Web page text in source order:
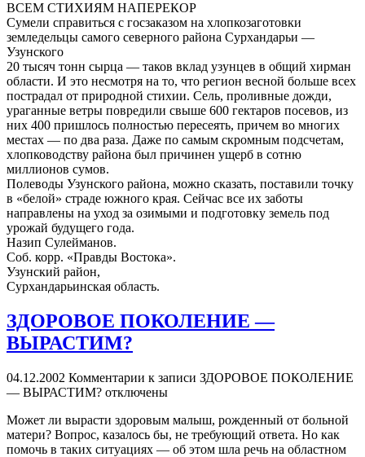
ВСЕМ СТИХИЯМ НАПЕРЕКОР
Сумели справиться с госзаказом на хлопкозаготовки
земледельцы самого северного района Сурхандарьи —
Узунского
20 тысяч тонн сырца — таков вклад узунцев в общий хирман
области. И это несмотря на то, что регион весной больше всех
пострадал от природной стихии. Сель, проливные дожди,
ураганные ветры повредили свыше 600 гектаров посевов, из
них 400 пришлось полностью пересеять, причем во многих
местах — по два раза. Даже по самым скромным подсчетам,
хлопководству района был причинен ущерб в сотню
миллионов сумов.
Полеводы Узунского района, можно сказать, поставили точку
в «белой» страде южного края. Сейчас все их заботы
направлены на уход за озимыми и подготовку земель под
урожай будущего года.
Назип Сулейманов.
Соб. корр. «Правды Востока».
Узунский район,
Сурхандарьинская область.
ЗДОРОВОЕ ПОКОЛЕНИЕ —
ВЫРАСТИМ?
04.12.2002 Комментарии к записи ЗДОРОВОЕ ПОКОЛЕНИЕ
— ВЫРАСТИМ? отключены
Может ли вырасти здоровым малыш, рожденный от больной
матери? Вопрос, казалось бы, не требующий ответа. Но как
помочь в таких ситуациях — об этом шла речь на областном